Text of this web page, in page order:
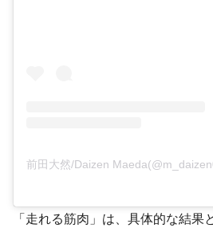
前田大然/Daizen
「走れる筋肉」は、具体的な結果